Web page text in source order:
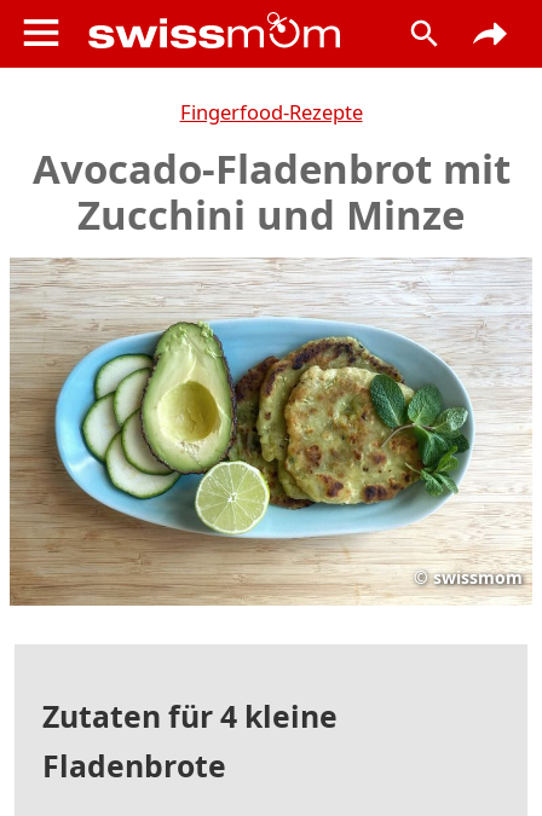
Fingerfood-Rezepte
Avocado-Fladenbrot mit
Zucchini und Minze
© swissmom
Zutaten für 4 kleine
Fladenbrote